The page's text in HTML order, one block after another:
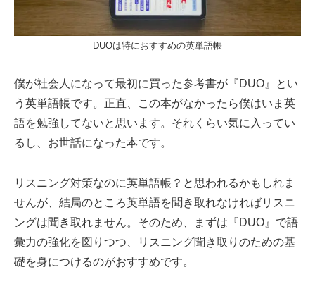
DUOは特におすすめの英単語帳
僕が社会人になって最初に買った参考書が『DUO』とい
う英単語帳です。正直、この本がなかったら僕はいま英
語を勉強してないと思います。それくらい気に入ってい
るし、お世話になった本です。
リスニング対策なのに英単語帳？と思われるかもしれま
せんが、結局のところ英単語を聞き取れなければリスニ
ングは聞き取れません。そのため、まずは『DUO』で語
彙力の強化を図りつつ、リスニング聞き取りのための基
礎を身につけるのがおすすめです。